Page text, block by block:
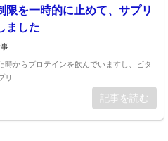
限を一時的に止めて、サプリ
ました
時からプロテインを飲んでいますし、ビタ
リ ...
記事を読む